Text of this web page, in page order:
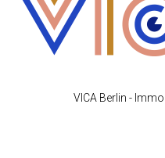
VICA Berlin -